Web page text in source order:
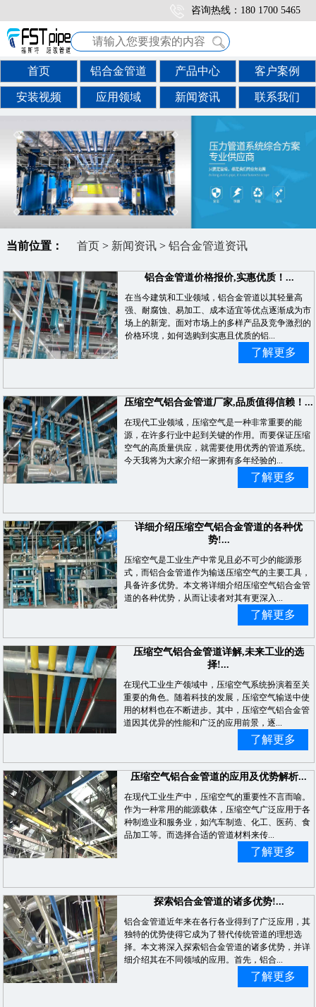
咨询热线：180 1700 5465
首页 铝合金管道 产品中心 客户案例
安装视频 应用领域 新闻资讯 联系我们
当前位置： 首页> 新闻资讯> 铝合金管道资讯
铝合金管道价格报价,实惠优质！...
在当今建筑和工业领域，铝合金管道以其轻量高
强、耐腐蚀、易加工、成本适宜等优点逐渐成为市
场上的新宠。面对市场上的多样产品及竞争激烈的
价格环境，如何选购到实惠且优质的铝...
了解更多
压缩空气铝合金管道厂家,品质值得信赖！...
在现代工业领域，压缩空气是一种非常重要的能
源，在许多行业中起到关键的作用。而要保证压缩
空气的高质量供应，就需要使用优秀的管道系统。
今天我将为大家介绍一家拥有多年经验的...
了解更多
详细介绍压缩空气铝合金管道的各种优
势!...
压缩空气是工业生产中常见且必不可少的能源形
式，而铝合金管道作为输送压缩空气的主要工具，
具备许多优势。本文将详细介绍压缩空气铝合金管
道的各种优势，从而让读者对其有更深入...
了解更多
压缩空气铝合金管道详解,未来工业的选
择!...
在现代工业生产领域中，压缩空气系统扮演着至关
重要的角色。随着科技的发展，压缩空气输送中使
用的材料也在不断进步。其中，压缩空气铝合金管
道因其优异的性能和广泛的应用前景，逐...
了解更多
压缩空气铝合金管道的应用及优势解析...
在现代工业生产中，压缩空气的重要性不言而喻。
作为一种常用的能源载体，压缩空气广泛应用于各
种制造业和服务业，如汽车制造、化工、医药、食
品加工等。而选择合适的管道材料来传...
了解更多
探索铝合金管道的诸多优势!...
铝合金管道近年来在各行各业得到了广泛应用，其
独特的优势使得它成为了替代传统管道的理想选
择。本文将深入探索铝合金管道的诸多优势，并详
细介绍其在不同领域的应用。首先，铝合...
了解更多